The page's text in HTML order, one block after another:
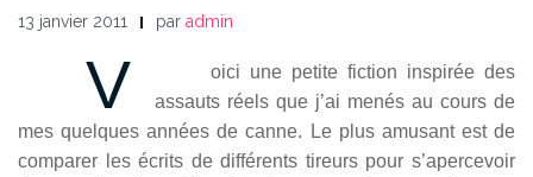
13 janvier 2011 par admin
V
oici une petite fiction inspirée des
assauts réels que j’ai menés au cours de
mes quelques années de canne. Le plus amusant est de
comparer les écrits de différents tireurs pour s’apercevoir